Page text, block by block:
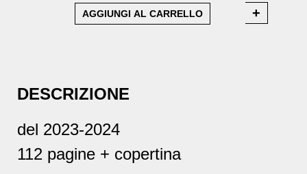
DESCRIZIONE
del 2023-2024
112 pagine + copertina